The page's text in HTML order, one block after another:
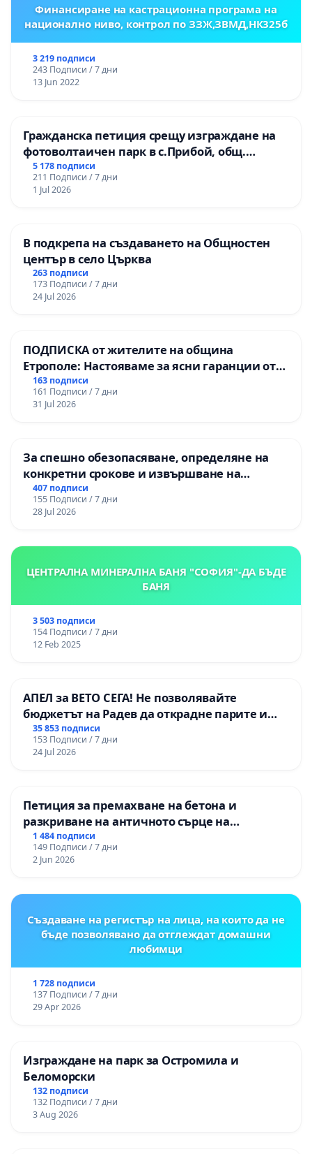
Финансиране на кастрационна програма на
национално ниво, контрол по ЗЗЖ,ЗВМД,НК325б
3 219 подписи
243 Подписи / 7 дни
13 Jun 2022
Гражданска петиция срещу изграждане на
фотоволтаичен парк в с.Прибой, общ.
Радомир
5 178 подписи
211 Подписи / 7 дни
1 Jul 2026
В подкрепа на създаването на Общностен
център в село Църква
263 подписи
173 Подписи / 7 дни
24 Jul 2026
ПОДПИСКА от жителите на община
Етрополе: Настояваме за ясни гаранции от
“Елаците-МЕД” АД и от държавата, че ще се
изпълнят всички екологични норми!
163 подписи
161 Подписи / 7 дни
31 Jul 2026
За спешно обезопасяване, определяне на
конкретни срокове и извършване на
цялостна рехабилитация на
републиканския път между пътен възел АМ
„Тракия“ - гр. Ихтиман - с. Мирово - к.к.
407 подписи
155 Подписи / 7 дни
28 Jul 2026
ЦЕНТРАЛНА МИНЕРАЛНА БАНЯ "СОФИЯ"-ДА БЪДЕ
БАНЯ
3 503 подписи
154 Подписи / 7 дни
12 Feb 2025
АПЕЛ за ВЕТО СЕГА! Не позволявайте
бюджетът на Радев да открадне парите и
правата ни в тъмното
35 853 подписи
153 Подписи / 7 дни
24 Jul 2026
Петиция за премахване на бетона и
разкриване на античното сърце на
Могиланската могила във Враца
1 484 подписи
149 Подписи / 7 дни
2 Jun 2026
Създаване на регистър на лица, на които да не
бъде позволявано да отглеждат домашни
любимци
1 728 подписи
137 Подписи / 7 дни
29 Apr 2026
Изграждане на парк за Остромила и
Беломорски
132 подписи
132 Подписи / 7 дни
3 Aug 2026